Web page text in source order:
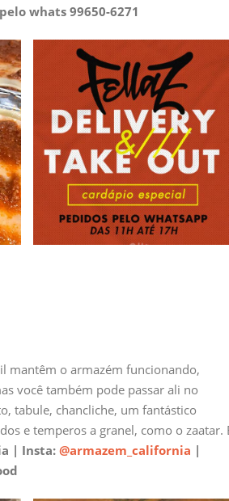
whats 99650-6271
mantêm o armazém funcionando,
você também pode passar ali no
tabule, chancliche, um fantástico
e temperos a granel, como o zaatar.
| Insta: @armazem_california |